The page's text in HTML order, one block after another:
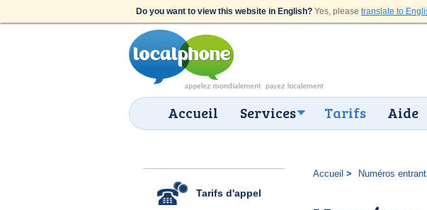
Do you want to view this website in English? Yes, please translate to
Accueil Services Tarifs Aide
Tarifs d'appel
Accueil Numéros